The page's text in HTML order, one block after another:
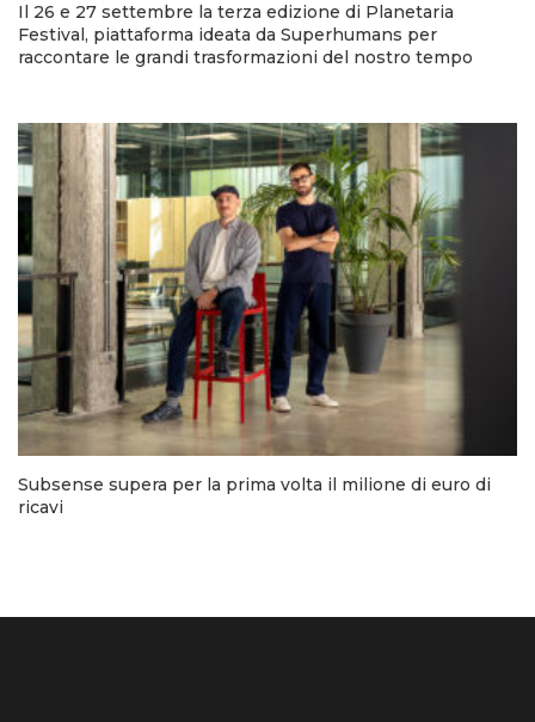
Il 26 e 27 settembre la terza edizione di Planetaria
Festival, piattaforma ideata da Superhumans per
raccontare le grandi trasformazioni del nostro tempo
Subsense supera per la prima volta il milione di euro di
ricavi